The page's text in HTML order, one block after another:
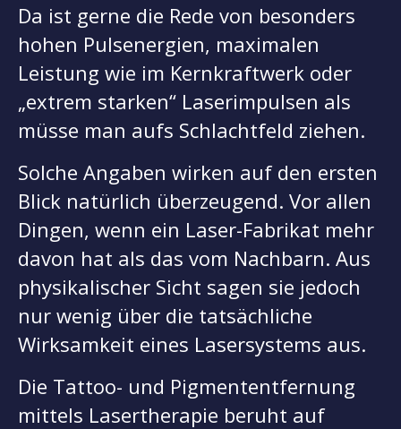
Da ist gerne die Rede von besonders
hohen Pulsenergien, maximalen
Leistung wie im Kernkraftwerk oder
„extrem starken“ Laserimpulsen als
müsse man aufs Schlachtfeld ziehen.
Solche Angaben wirken auf den ersten
Blick natürlich überzeugend. Vor allen
Dingen, wenn ein Laser-Fabrikat mehr
davon hat als das vom Nachbarn. Aus
physikalischer Sicht sagen sie jedoch
nur wenig über die tatsächliche
Wirksamkeit eines Lasersystems aus.
Die Tattoo- und Pigmententfernung
mittels Lasertherapie beruht auf